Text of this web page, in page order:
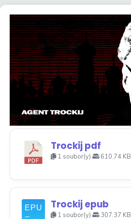
Trockij pdf
1 soubor(y) 610.74 KB
Trockij epub
1 soubor(y) 307.37 KB